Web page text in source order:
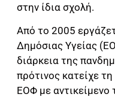
στην ίδια σχολή.
Από το 2005
Δημόσιας Υγείας
διάρκεια της
πρότινος κατείχε
ΕΟΦ με αντικείμενο